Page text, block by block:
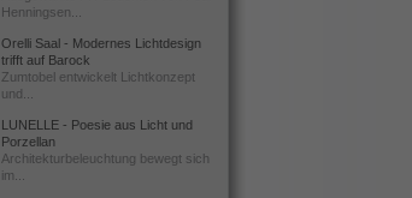
Henningsen...
Orelli Saal - Modernes Lichtdesign
trifft auf Barock
Zumtobel entwickelt Lichtkonzept
und...
LUNELLE - Poesie aus Licht und
Porzellan
Architekturbeleuchtung bewegt sich
im...